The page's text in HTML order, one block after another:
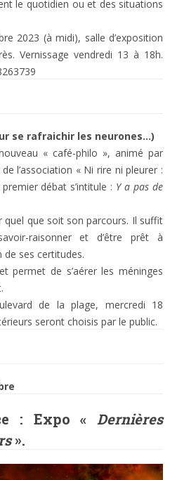
le quotidien ou et des situations
2023 (à midi), salle d’exposition
Vernissage vendredi 13 à 18h.
se rafraichir les neurones…)
« café-philo », animé par
l’association « Ni rire ni pleurer :
débat s’intitule : Y a pas de
quel que soit son parcours. Il suffit
raisonner et d’être prêt à
ses certitudes.
permet de s’aérer les méninges
de la plage, mercredi 18
seront choisis par le public.
: Expo « Dernières
».